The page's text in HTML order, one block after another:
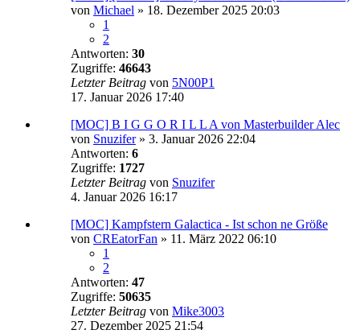
von Michael » 18. Dezember 2025 20:03
1
2
Antworten: 30
Zugriffe: 46643
Letzter Beitrag von 5N00P1
17. Januar 2026 17:40
[MOC] B I G G O R I L L A von Masterbuilder Alec
von Snuzifer» 3. Januar 2026 22:04
Antworten: 6
Zugriffe: 1727
Letzter Beitrag von Snuzifer
4. Januar 2026 16:17
[MOC] Kampfstern Galactica - Ist schon ne Größe
von CREatorFan » 11. März 2022 06:10
1
2
Antworten: 47
Zugriffe: 50635
Letzter Beitrag von Mike3003
27. Dezember 2025 21:54